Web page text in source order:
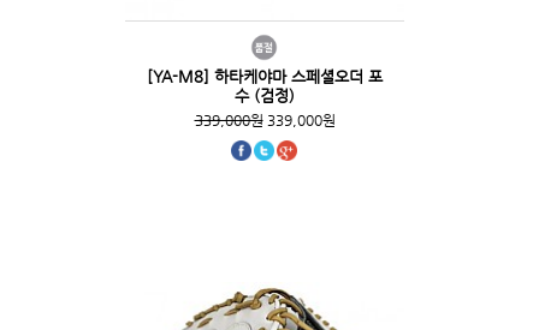
[YA-M8] 하타케야마 스페셜오더 포
수 (검정)
339,000원339,000원